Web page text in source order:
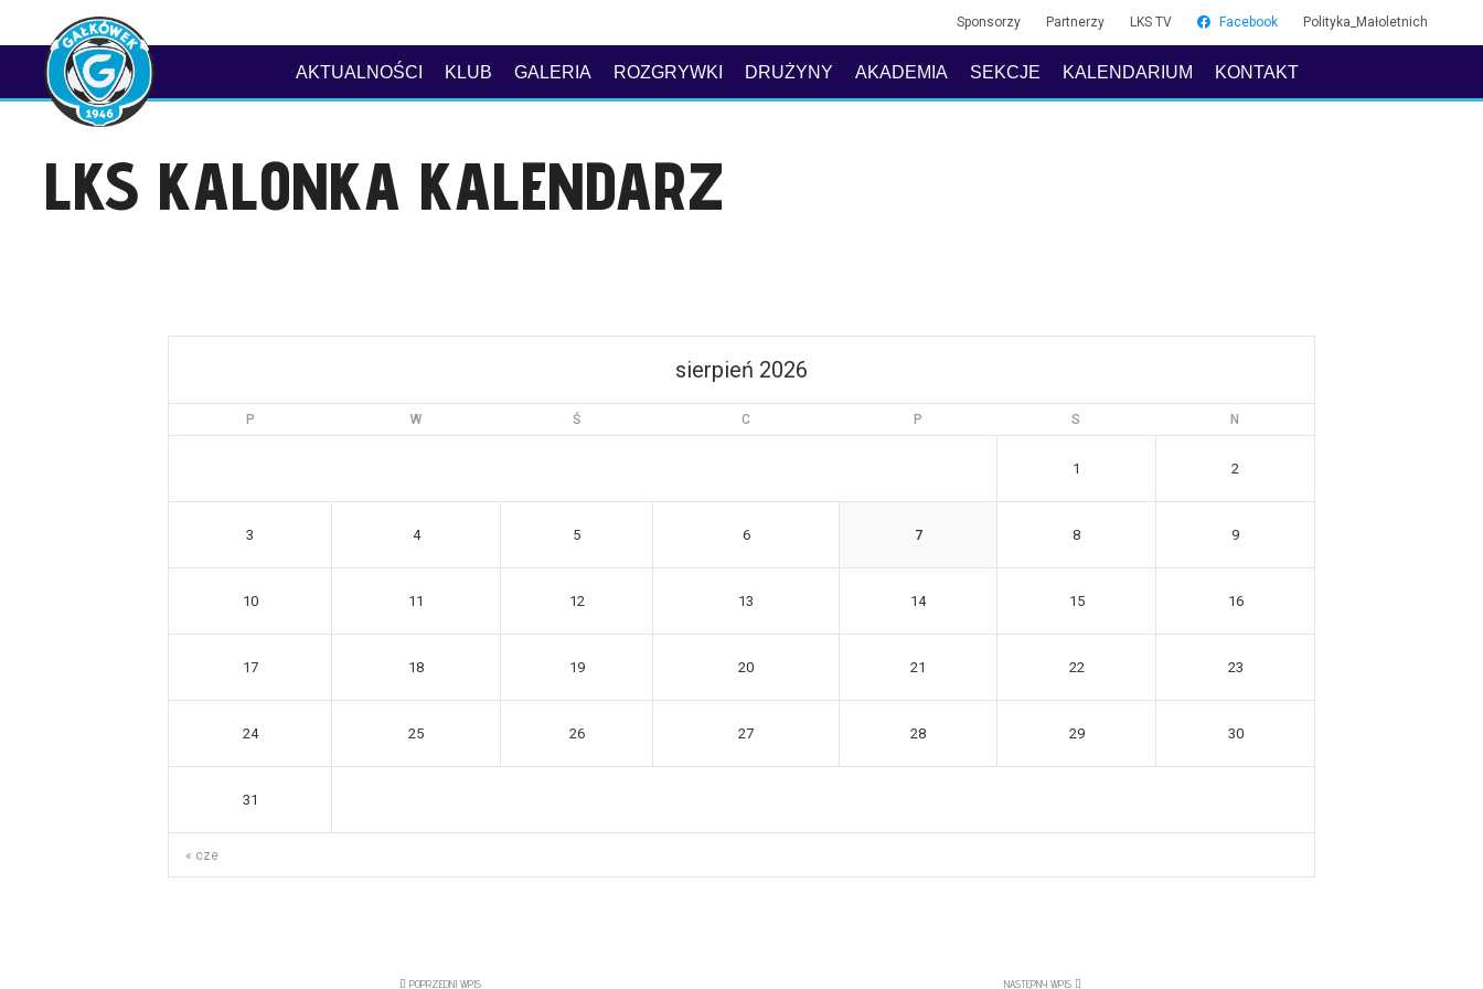
Sponsorzy Partnerzy LKS TV Facebook Polityka_Małoletnich
AKTUALNOŚCI KLUB GALERIA ROZGRYWKI DRUŻYNY AKADEMIA SEKCJE KALENDARIUM KONTAKT
LKS KALONKA KALENDARZ
sierpień 2026
P W Ś C P S N
« cze
1 2
3 4 5 6 7 8 9
10 11 12 13 14 15 16
17 18 19 20 21 22 23
24 25 26 27 28 29 30
31
POPRZEDNI WPIS NASTĘPNY WPIS